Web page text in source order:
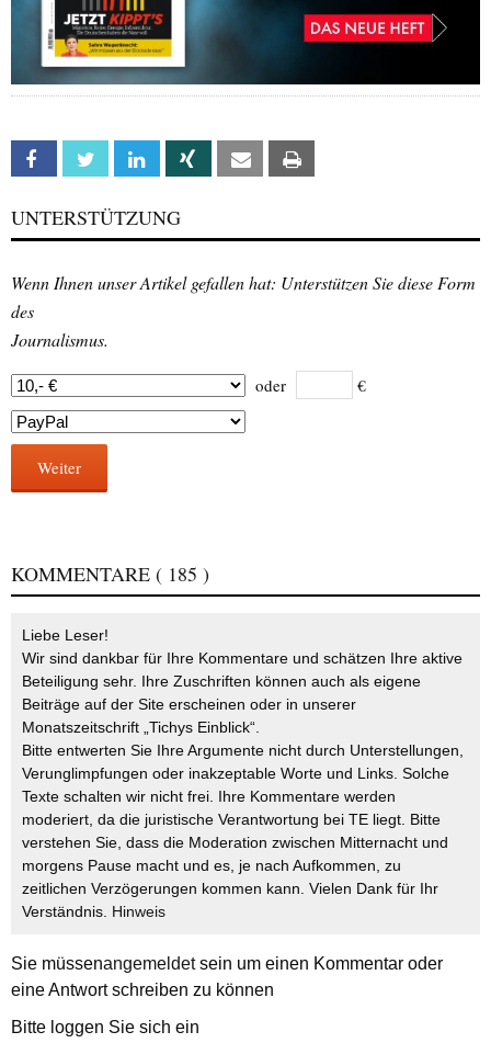
Facebook Twitter Linkedin Xing Email
UNTERSTÜTZUNG
Wenn Ihnen unser Artikel gefallen hat: Unterstützen Sie diese Form
des
Journalismus.
oder €
Weiter
KOMMENTARE ( 185 )
Liebe Leser!
Wir sind dankbar für Ihre Kommentare und schätzen Ihre aktive
Beteiligung sehr. Ihre Zuschriften können auch als eigene
Beiträge auf der Site erscheinen oder in unserer
Monatszeitschrift „Tichys Einblick“.
Bitte entwerten Sie Ihre Argumente nicht durch Unterstellungen,
Verunglimpfungen oder inakzeptable Worte und Links. Solche
Texte schalten wir nicht frei. Ihre Kommentare werden
moderiert, da die juristische Verantwortung bei TE liegt. Bitte
verstehen Sie, dass die Moderation zwischen Mitternacht und
morgens Pause macht und es, je nach Aufkommen, zu
zeitlichen Verzögerungen kommen kann. Vielen Dank für Ihr
Verständnis. Hinweis
Sie müssenangemeldetsein um einen Kommentar oder
eine Antwort schreiben zu können
Bitte loggen Sie sich ein